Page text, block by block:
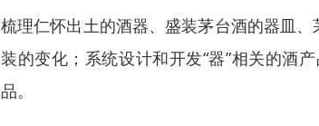
梳理仁怀出土的酒器、盛装茅台酒的器皿
装的变化；系统设计和开发“器”相关的酒
品。